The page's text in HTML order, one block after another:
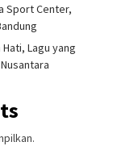
Sport Center,
Lagu yang